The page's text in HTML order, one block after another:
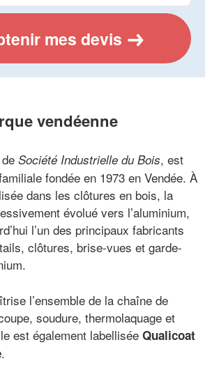
mes devis
vendéenne
Société Industrielle du Bois, est
fondée en 1973 en Vendée. À
dans les clôtures en bois, la
évolué vers l’aluminium,
l’un des principaux fabricants
clôtures, brise-vues et garde-
l’ensemble de la chaîne de
soudure, thermolaquage et
est également labellisée Qualicoat
.